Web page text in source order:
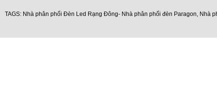
TAGS: Nhà phân phối Đèn Led Rạng Đông- Nhà phân phối đèn Paragon, Nhà